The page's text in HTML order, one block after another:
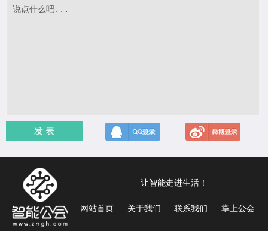
发 表
让智能走进生活！
网站首页 关于我们 联系我们 掌上公会